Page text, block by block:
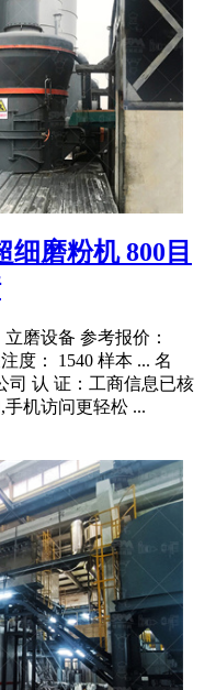
磨粉机 800目
磨设备 参考报价：
度： 1540 样本 ... 名
司 认 证：工商信息已核
机访问更轻松 ...